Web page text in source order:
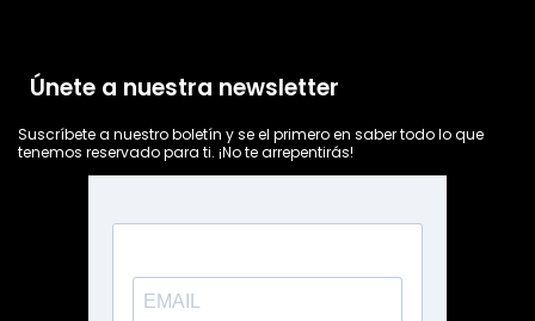
Únete a nuestra newsletter
Suscríbete a nuestro boletín y se el primero en saber todo lo que
tenemos reservado para ti. ¡No te arrepentirás!